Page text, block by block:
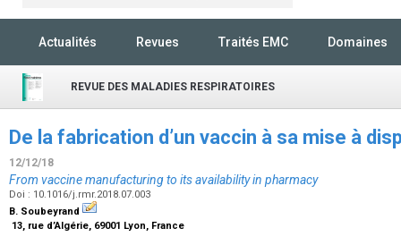
Actualités Revues Traités EMC Domaines
REVUE DES MALADIES RESPIRATOIRES
De la fabrication d’un vaccin à sa mise à
12/12/18
From vaccine manufacturing to its availability in pharmacy
Doi : 10.1016/j.rmr.2018.07.003
B. Soubeyrand
13, rue d’Algérie, 69001 Lyon, France